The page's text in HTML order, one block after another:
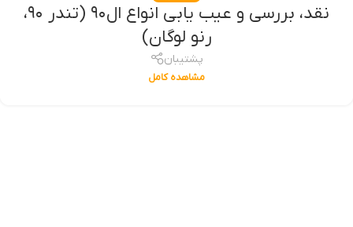
نقد، بررسی و عیب یابی انواع ال۹۰‌ (تندر ۹۰،
رنو لوگان)
پشتیبان
مشاهده کامل